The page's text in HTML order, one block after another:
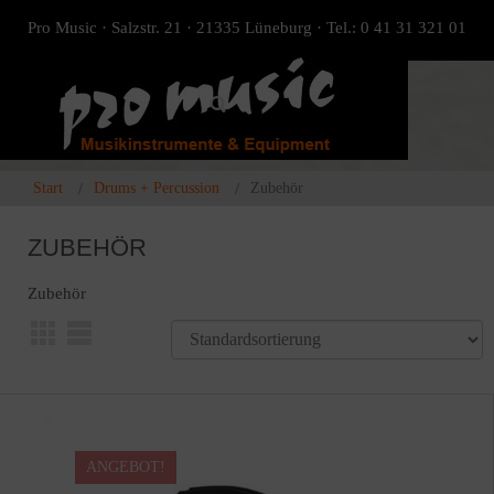
Pro Music · Salzstr. 21 · 21335 Lüneburg · Tel.: 0 41 31 321 01
Start Drums + Percussion Zubehör
ZUBEHÖR
Zubehör
ANGEBOT!